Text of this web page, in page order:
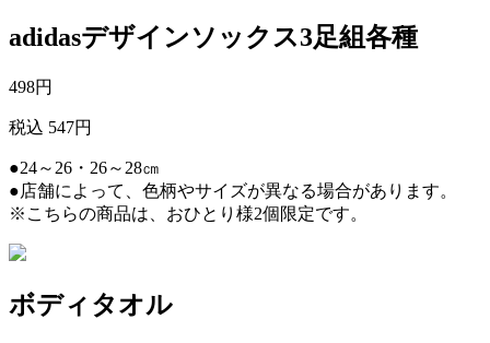
adidasデザインソックス3足組各種
498円
税込 547円
●24～26・26～28㎝
●店舗によって、色柄やサイズが異なる場合があります。
※こちらの商品は、おひとり様2個限定です。
ボディタオル